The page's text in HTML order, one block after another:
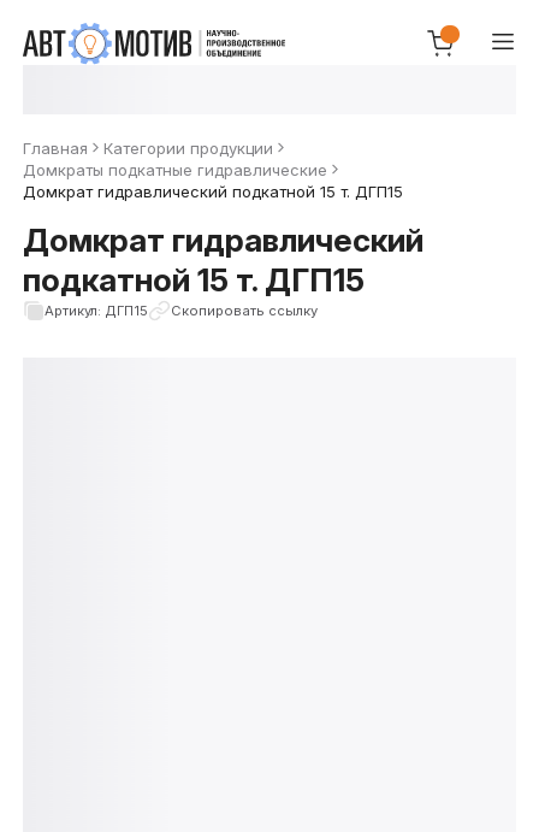
Главная
Категории продукции
Домкраты подкатные гидравлические
Домкрат гидравлический подкатной 15 т. ДГП15
Домкрат гидравлический
подкатной 15 т. ДГП15
Артикул: ДГП15 Скопировать ссылку